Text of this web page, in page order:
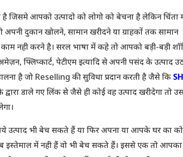
है जिसमे आपको उत्पादो को लोगो को बेचना है लेकिन चिंता
दुकान खोलने, सामान खरीदने या ग्राहकों तक सामान
नही करने है। सरल भाषा में कहे तो आपको बड़ी-बड़ी
फ्लिप्कार्ट, पेटीएम इत्यादि से अपनी पसंद के उत्पाद
है जो Reselling की सुविधा प्रदान करती है जैसे कि
डाले गए लिंक से जैसे ही कोई वह उत्पाद खरीदेगा तो
उत्पाद भी बेच सकते हैं या फिर अपना या आपके घर का
इस्तेमाल में नही हैं वो भी बेच सकते हैं। इससे एक तो आपका